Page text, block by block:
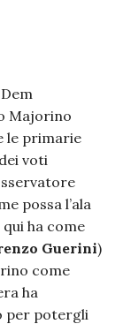
Majorino
le primarie
voti
possa l’ala
ha come
Guerini)
come
ha
per potergli